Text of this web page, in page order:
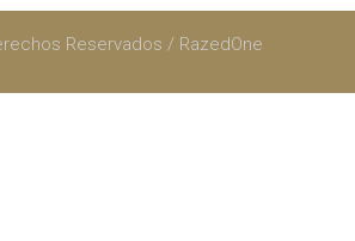
Reservados / RazedOne